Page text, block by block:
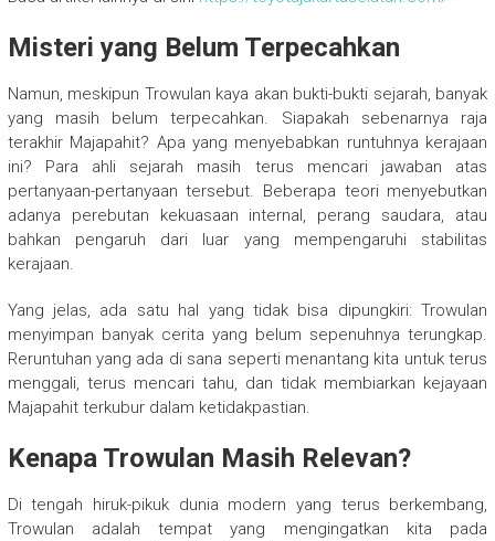
Misteri yang Belum Terpecahkan
Namun, meskipun Trowulan kaya akan bukti-bukti sejarah, banyak
yang masih belum terpecahkan. Siapakah sebenarnya raja
terakhir Majapahit? Apa yang menyebabkan runtuhnya kerajaan
ini? Para ahli sejarah masih terus mencari jawaban atas
pertanyaan-pertanyaan tersebut. Beberapa teori menyebutkan
adanya perebutan kekuasaan internal, perang saudara, atau
bahkan pengaruh dari luar yang mempengaruhi stabilitas
kerajaan.
Yang jelas, ada satu hal yang tidak bisa dipungkiri: Trowulan
menyimpan banyak cerita yang belum sepenuhnya terungkap.
Reruntuhan yang ada di sana seperti menantang kita untuk terus
menggali, terus mencari tahu, dan tidak membiarkan kejayaan
Majapahit terkubur dalam ketidakpastian.
Kenapa Trowulan Masih Relevan?
Di tengah hiruk-pikuk dunia modern yang terus berkembang,
Trowulan adalah tempat yang mengingatkan kita pada